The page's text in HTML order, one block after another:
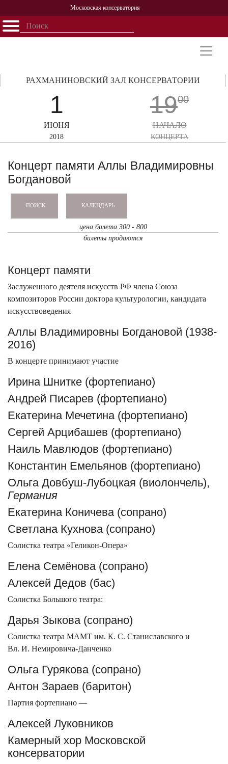
Московская консерватория
Открыть - закрыть
Персоналии
История
1
ИЮНЯ
2018
РАХМАНИНОВСКИЙ ЗАЛ КОНСЕРВАТОРИИ
1900
НАЧАЛО
КОНЦЕРТА
Концерт памяти Аллы Владимировны
Богдановой
ПОИСК КАЛЕНДАРЬ
цена билета 300 - 800
билеты продаются
Концерт памяти
Заслуженного деятеля искусств РФ члена Союза
композиторов России доктора культурологии, кандидата
искусствоведения
Аллы Владимировны Богдановой (1938-
2016)
В концерте принимают участие
Ирина Шнитке (фортепиано)
Андрей Писарев (фортепиано)
Екатерина Мечетина (фортепиано)
Сергей Арцибашев (фортепиано)
Наиль Мавлюдов (фортепиано)
Константин Емельянов (фортепиано)
Ольга Довбуш-Лубоцкая (виолончель),
Германия
Екатерина Коничева (сопрано)
Светлана Кухнова (сопрано)
Солистка театра «Геликон-Опера»
Елена Семёнова (сопрано)
Алексей Дедов (бас)
Солистка Большого театра:
Дарья Зыкова (сопрано)
Солистка театра МАМТ им. К. С. Станиславского и
Вл. И. Немировича-Данченко
Ольга Гурякова (сопрано)
Антон Зараев (баритон)
Партия фортепиано —
Алексей Луковников
Камерный хор Московской
консерватории